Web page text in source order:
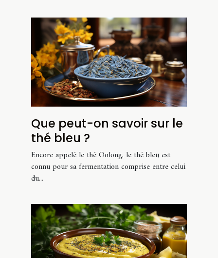
Que peut-on savoir sur le
thé bleu ?
Encore appelé le thé Oolong, le thé bleu est
connu pour sa fermentation comprise entre celui
du...